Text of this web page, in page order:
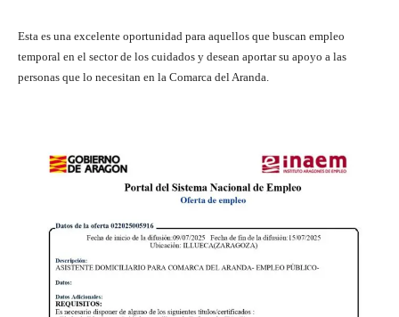
Esta es una excelente oportunidad para aquellos que buscan empleo
temporal en el sector de los cuidados y desean aportar su apoyo a las
personas que lo necesitan en la Comarca del Aranda.